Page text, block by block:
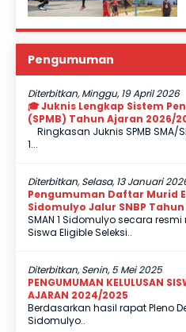
Pengumuman
Diterbitkan, Minggu, 19 April 2026
🎓 Juknis Lengkap Sistem
(SPMB) Tahun Ajaran 2026/
Ringkasan Juknis SPMB SMA/
1...
Diterbitkan, Selasa, 13 Januari
Pengumuman Daftar Murid
Sidomulyo Jalur SNBP Tahun
SMAN 1 Sidomulyo secara
Siswa Eligible Seleksi..
Diterbitkan, Senin, 5 Mei 2025
PENGUMUMAN KELULUSAN
AJARAN 2024/2025
Berdasarkan hasil rapat Pleno
Sidomulyo..